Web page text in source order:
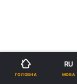
ГОЛОВНА
RU
МОВА